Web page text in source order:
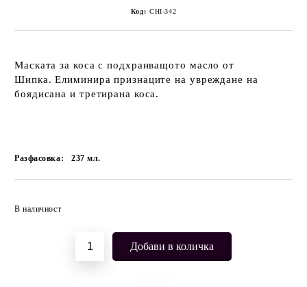
Код: CHI-342
Маската за коса с подхранващото масло от
Шипка. Елиминира признаците на увреждане на
боядисана и третирана коса.
Разфасовка: 237мл.
В наличност